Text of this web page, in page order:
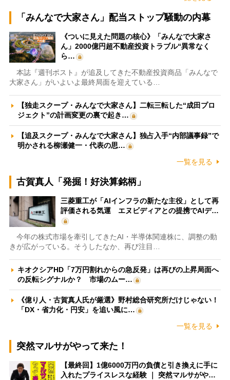
「みんなで大家さん」配当ストップ騒動の内幕
《ついに見えた問題の核心》「みんなで大家さ
ん」2000億円超不動産投資トラブル“異常なく
ら…
本誌『週刊ポスト』が追及してきた不動産投資商品「みんなで
大家さん」がいよいよ最終局面を迎えている…
【独走スクープ・みんなで大家さん】二転三転した“成田プロ
ジェクト”の計画変更の裏で起き…
【追及スクープ・みんなで大家さん】独占入手“内部議事録”で
明かされる柳瀬健一・代表の思…
一覧を見る
古賀真人「発掘！好決算銘柄」
三菱重工が「AIインフラの新たな主役」として再
評価される気運 エヌビディアとの提携でAIデ…
今年の株式市場を牽引してきたAI・半導体関連株に、調整の動
きが広がっている。そうしたなか、再び注目…
キオクシアHD「7万円割れからの急反発」は再びの上昇局面へ
の反転シグナルか？ 市場のムー…
《億り人・古賀真人氏が厳選》野村総合研究所だけじゃない！
「DX・省力化・円安」を追い風に…
一覧を見る
突然マルサがやって来た！
【最終回】1億6000万円の負債と引き換えに手に
入れたプライスレスな経験 ｜ 突然マルサがや…